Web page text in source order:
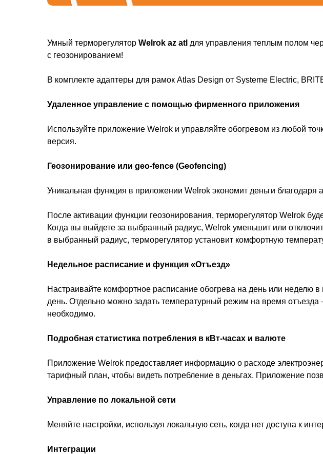
Умный терморегулятор Welrok az atl для управления теплым полом
с геозонированием!
В комплекте адаптеры для рамок Atlas Design от Systeme Electric,
Удаленное управление с помощью фирменного приложения
Используйте приложение Welrok и управляйте обогревом из любой
версия.
Геозонирование или geo-fence (Geofencing)
Уникальная функция в приложении Welrok экономит деньги благодаря
После активации функции геозонирования, терморегулятор Welrok
Когда вы выйдете за выбранный радиус, Welrok уменьшит или
в выбранный радиус, терморегулятор установит комфортную
Недельное расписание и функция «Отъезд»
Настраивайте комфортное расписание обогрева на день или
день. Отдельно можно задать температурный режим на время
необходимо.
Подробная статистика потребления в кВт-часах и валюте
Приложение Welrok предоставляет информацию о расходе
тарифный план, чтобы видеть потребление в деньгах. Приложение
Управление по локальной сети
Меняйте настройки, используя локальную сеть, когда нет доступа к
Интеграции